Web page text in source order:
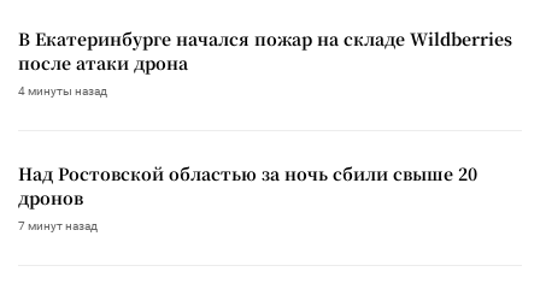
В Екатеринбурге начался пожар на складе Wildberries
после атаки дрона
4 минуты назад
Над Ростовской областью за ночь сбили свыше 20
дронов
7 минут назад